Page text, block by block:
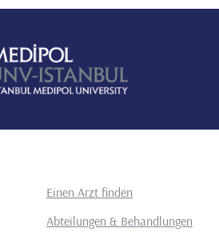
Einen Arzt finden
Abteilungen & Behandlungen